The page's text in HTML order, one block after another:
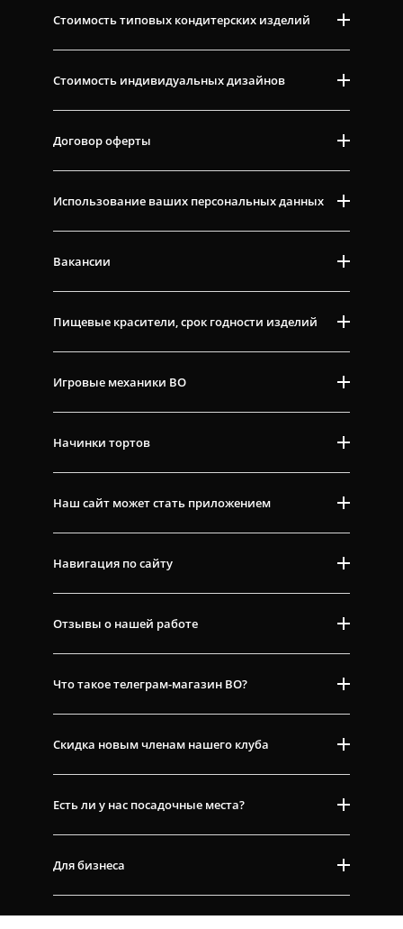
Стоимость типовых кондитерских изделий
Стоимость индивидуальных дизайнов
Договор оферты
Использование ваших персональных данных
Вакансии
Пищевые красители, срок годности изделий
Игровые механики ВО
Начинки тортов
Наш сайт может стать приложением
Навигация по сайту
Отзывы о нашей работе
Что такое телеграм-магазин ВО?
Скидка новым членам нашего клуба
Есть ли у нас посадочные места?
Для бизнеса